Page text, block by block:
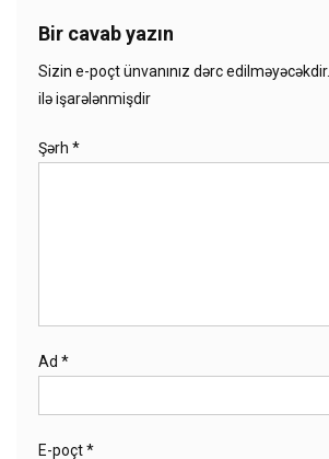
Bir cavab yazın
Sizin e-poçt ünvanınız dərc edilməyəcəkdir.
ilə işarələnmişdir
Şərh *
Ad *
E-poçt*